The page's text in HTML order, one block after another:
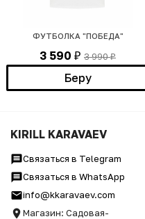
ФУТБОЛКА "ПОБЕДА"
3 590 ₽ 3 990₽
Беру
KIRILL KARAVAEV
Связаться в Telegram
Связаться в WhatsApp
info@kkaravaev.com
Магазин: Садовая-